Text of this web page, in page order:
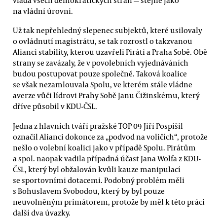
na vládní úrovni.
Už tak nepřehledný slepenec subjektů, které usilovaly
o ovládnutí magistrátu, se tak rozrostl o takzvanou
Alianci stability, kterou uzavřeli Piráti a Praha Sobě. Obě
strany se zavázaly, že v povolebních vyjednáváních
budou postupovat pouze společně. Taková koalice
se však nezamlouvala Spolu, ve kterém stále vládne
averze vůči lídrovi Prahy Sobě Janu Čižinskému, který
dříve působil v KDU-ČSL.
Jedna z hlavních tváří pražské TOP 09 Jiří Pospíšil
označil Alianci dokonce za „podvod na voličích“, protože
nešlo o volební koalici jako v případě Spolu. Pirátům
a spol. naopak vadila případná účast Jana Wolfa z KDU-
ČSL, který byl obžalován kvůli kauze manipulací
se sportovními dotacemi. Podobný problém měli
s Bohuslavem Svobodou, který by byl pouze
neuvolněným primátorem, protože by měl k této práci
další dva úvazky.